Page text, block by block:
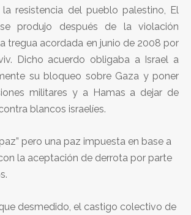
la resistencia del pueblo palestino, El
produjo después de la violación
tregua acordada en junio de 2008 por
Dicho acuerdo obligaba a Israel a
su bloqueo sobre Gaza y poner
militares y a Hamas a dejar de
blancos israelíes.
pero una paz impuesta en base a
la aceptación de derrota por parte
desmedido, el castigo colectivo de